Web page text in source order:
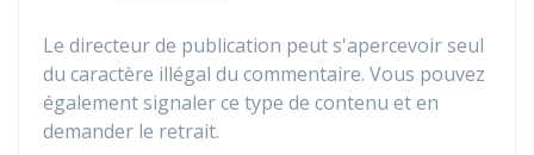
Le directeur de publication peut s'apercevoir seul
du caractère illégal du commentaire. Vous pouvez
également signaler ce type de contenu et en
demander le retrait.